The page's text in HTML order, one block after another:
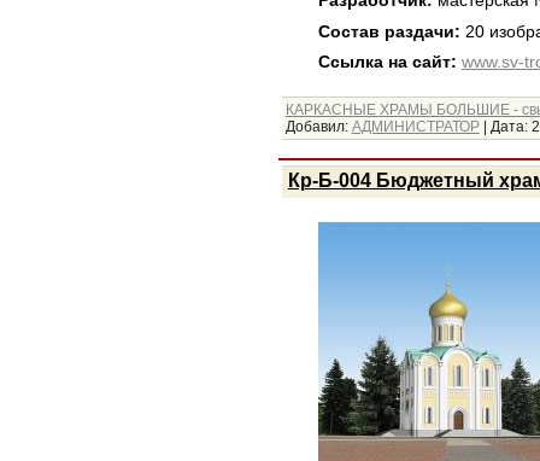
Состав раздачи: 20
Ссылка на сайт: www.sv-
КАРКАСНЫЕ ХРАМЫ БОЛЬШИЕ -
Добавил: АДМИНИСТРАТОР| Дата:
Кр-Б-004 Бюджетный